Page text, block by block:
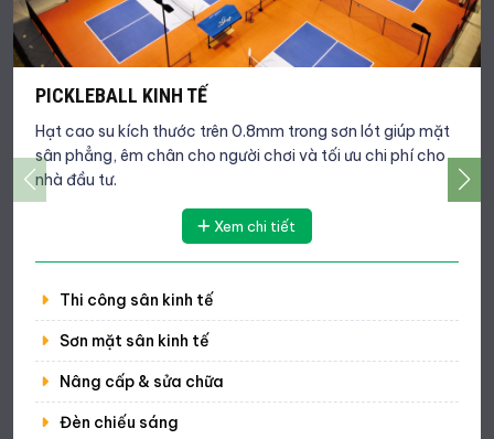
PICKLEBALL KINH TẾ
Hạt cao su kích thước trên 0.8mm trong sơn lót giúp mặt
sân phẳng, êm chân cho người chơi và tối ưu chi phí cho
Xem chi tiết
Thi công sân kinh tế
Sơn mặt sân kinh tế
Nâng cấp & sửa chữa
Đèn chiếu sáng